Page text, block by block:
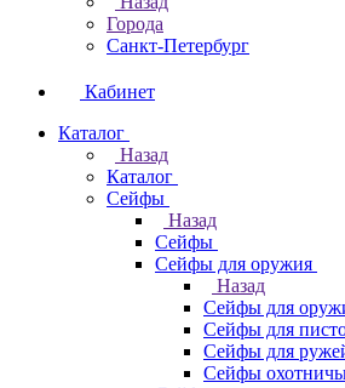
Города
Санкт-Петербург
Кабинет
Каталог
Назад
Каталог
Cейфы
Назад
Cейфы
Cейфы для оружия
Назад
Cейфы для
Сейфы для
Сейфы для
Сейфы